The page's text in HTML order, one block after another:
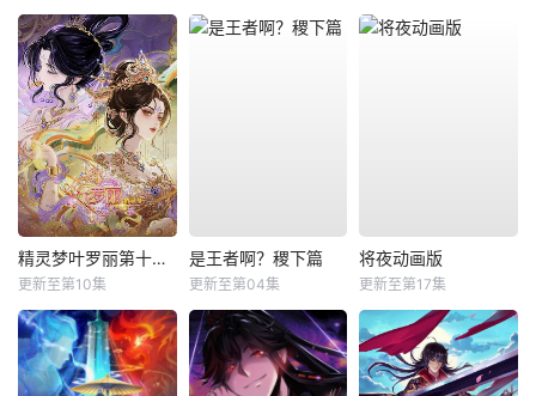
精灵梦叶罗丽第十一季（下）
更新至第10集
是王者啊？稷下篇
更新至第04集
将夜动画版
更新至第17集